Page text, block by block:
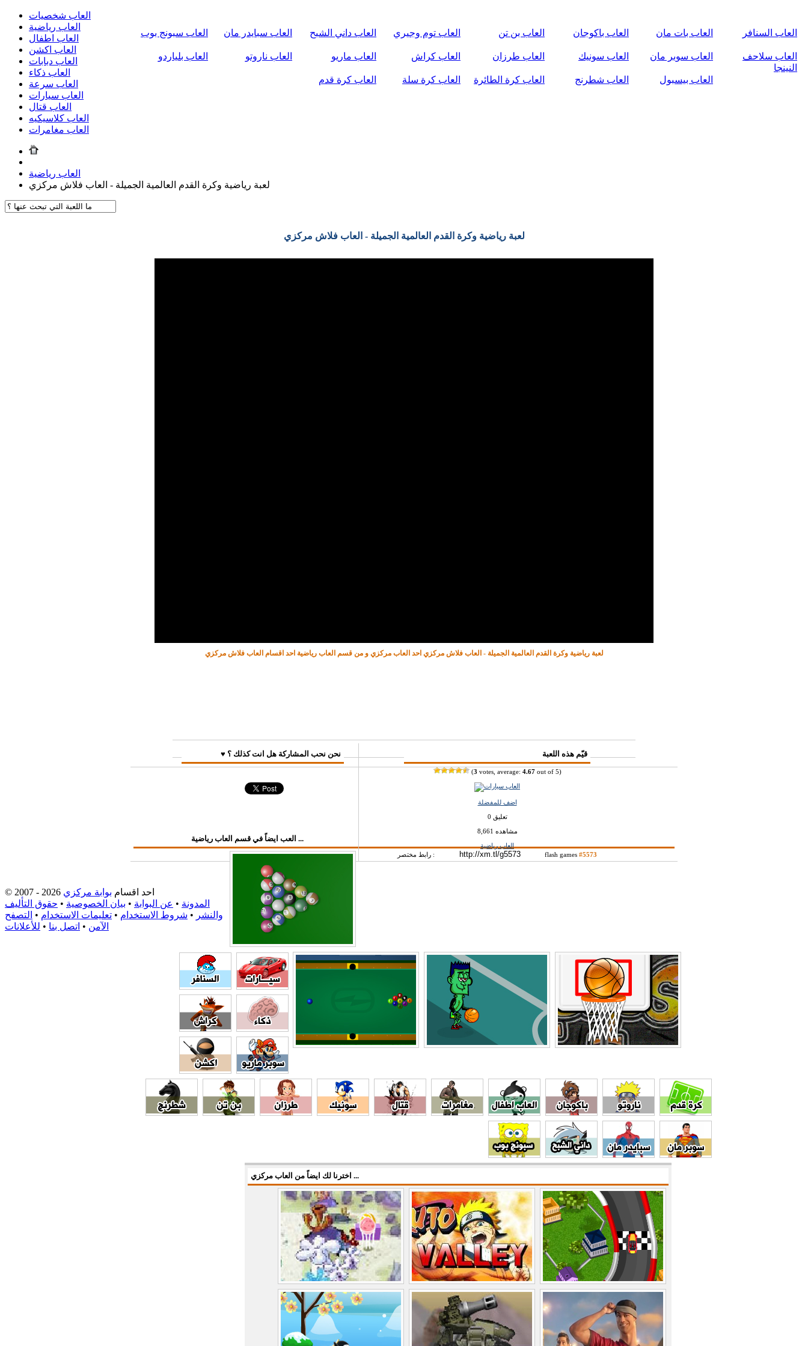
العاب شخصيات
العاب السنافر
العاب بات مان العاب باكوجان العاب بن تن العاب توم وجيري العاب داني الشبح العاب سبايدر مان العاب سبونج بوب
العاب سلاحف
النينجا
العاب سوبر مان العاب سونيك العاب طرزان العاب كراش العاب ماريو العاب ناروتو
العاب رياضية
العاب بلياردو
العاب بيسبول العاب شطرنج العاب كرة الطائرة العاب كرة سلة العاب كرة قدم
العاب اطفال
العاب اكشن
العاب دبابات
العاب ذكاء
العاب سرعة
العاب سيارات
العاب قتال
العاب كلاسيكيه
العاب مغامرات
العاب رياضية
لعبة رياضية وكرة القدم العالمية الجميلة - العاب فلاش مركزي
لعبة رياضية وكرة القدم العالمية الجميلة - العاب فلاش مركزي
لعبة رياضية وكرة القدم العالمية الجميلة - العاب فلاش مركزي احد العاب مركزي و من قسم العاب رياضية احد اقسام العاب فلاش مركزي
قيّم هذه اللعبة
(3 votes, average: 4.67out of 5)
اضف للمفضلة
0 تعليق
8,661 مشاهده
العاب رياضية
رابط مختصر :
flash games #5573
♥ نحن نحب المشاركة هل انت كذلك ؟
العب ايضاً في قسم العاب رياضية ...
اخترنا لك ايضاً من العاب مركزي ...
© 2007 - 2026 احد اقسام بوابة مركزي
المدونة • عن البوابة • بيان الخصوصية • حقوق التأليف
والنشر • شروط الاستخدام • تعليمات الاستخدام • التصفح
الآمن • اتصل بنا • للأعلانات